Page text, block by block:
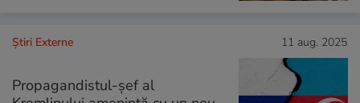
Știri Externe 11 aug. 2025
Propagandistul-șef al